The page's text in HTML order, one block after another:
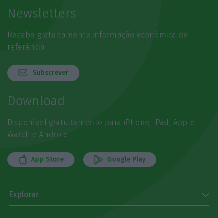
Newsletters
Receba gratuitamente informação económica de
referência
Subscrever
Download
Disponível gratuitamente para iPhone, iPad, Apple
Watch e Android
App Store Google Play
Explorar